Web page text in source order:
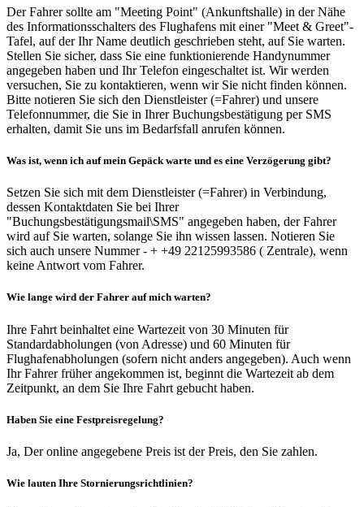
Der Fahrer sollte am "Meeting Point" (Ankunftshalle) in der Nähe
des Informationsschalters des Flughafens mit einer "Meet & Greet"-
Tafel, auf der Ihr Name deutlich geschrieben steht, auf Sie warten.
Stellen Sie sicher, dass Sie eine funktionierende Handynummer
angegeben haben und Ihr Telefon eingeschaltet ist. Wir werden
versuchen, Sie zu kontaktieren, wenn wir Sie nicht finden können.
Bitte notieren Sie sich den Dienstleister (=Fahrer) und unsere
Telefonnummer, die Sie in Ihrer Buchungsbestätigung per SMS
erhalten, damit Sie uns im Bedarfsfall anrufen können.
Was ist, wenn ich auf mein Gepäck warte und es eine Verzögerung gibt?
Setzen Sie sich mit dem Dienstleister (=Fahrer) in Verbindung,
dessen Kontaktdaten Sie bei Ihrer
"Buchungsbestätigungsmail\SMS" angegeben haben, der Fahrer
wird auf Sie warten, solange Sie ihn wissen lassen. Notieren Sie
sich auch unsere Nummer - + +49 22125993586 ( Zentrale), wenn
keine Antwort vom Fahrer.
Wie lange wird der Fahrer auf mich warten?
Ihre Fahrt beinhaltet eine Wartezeit von 30 Minuten für
Standardabholungen (von Adresse) und 60 Minuten für
Flughafenabholungen (sofern nicht anders angegeben). Auch wenn
Ihr Fahrer früher angekommen ist, beginnt die Wartezeit ab dem
Zeitpunkt, an dem Sie Ihre Fahrt gebucht haben.
Haben Sie eine Festpreisregelung?
Ja, Der online angegebene Preis ist der Preis, den Sie zahlen.
Wie lauten Ihre Stornierungsrichtlinien?